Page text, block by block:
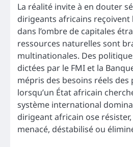
La réalité invite à en douter
dirigeants africains
dans l’ombre de capitales
ressources naturelles sont
multinationales. Des
dictées par le FMI et la
mépris des besoins réels des
lorsqu’un État africain
système international
dirigeant africain ose
menacé, déstabilisé ou